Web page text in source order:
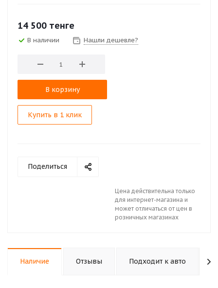
14 500 тенге
В наличии Нашли дешевле?
В корзину
Купить в 1 клик
Поделиться
Цена действительна только
для интернет-магазина и
может отличаться от цен в
розничных магазинах
Наличие Отзывы Подходит к авто